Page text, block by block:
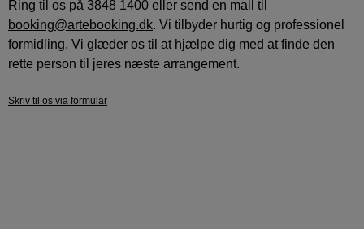
Ring til os på 3848 1400 eller send en mail til
booking@artebooking.dk. Vi tilbyder hurtig og professionel
formidling. Vi glæder os til at hjælpe dig med at finde den
rette person til jeres næste arrangement.
Skriv til os via formular